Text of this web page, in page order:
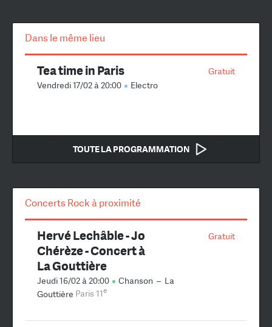
Dans le même lieu
Gratuit
Tea time in Paris
Vendredi 17/02 à 20:00 Electro
TOUTE LA PROGRAMMATION
Concerts Rock à proximité
Gratuit
Hervé Lechâble - Jo
Chérèze - Concert à
La Gouttière
Jeudi 16/02 à 20:00 Chanson – La
Gouttière Paris 11e